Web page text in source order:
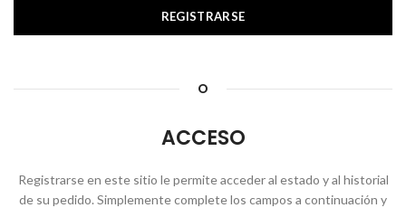
REGISTRARSE
O
ACCESO
Registrarse en este sitio le permite acceder al estado y al historial
de su pedido. Simplemente complete los campos a continuación y